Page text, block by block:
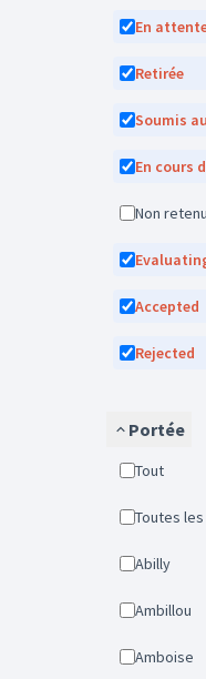
En
Retirée
Soumis
En
Non
Accepted
Rejected
Portée
Tout
Toutes
Abilly
Ambillou
Amboise